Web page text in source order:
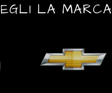
LA MARCA